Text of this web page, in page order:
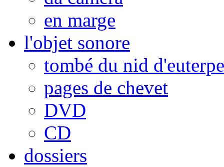
en marge
l'objet sonore
tombé du nid d'euterpe
pages de chevet
DVD
CD
dossiers